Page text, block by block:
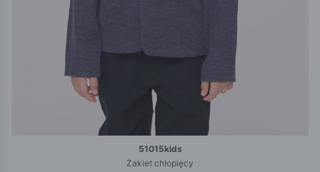
51015kids
Żakiet chłopięcy